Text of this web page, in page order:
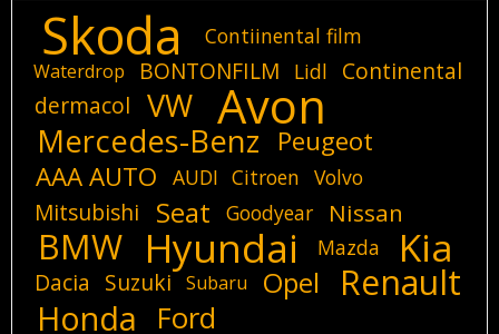
Skoda Contiinental film
Waterdrop BONTONFILM Lidl
Continental
dermacol
VW Avon
Mercedes-Benz
Peugeot
AAA AUTO
AUDI Citroen Volvo
Mitsubishi Seat Goodyear Nissan
BMW Hyundai Mazda Kia
Dacia Suzuki Subaru Opel Renault
Honda Ford